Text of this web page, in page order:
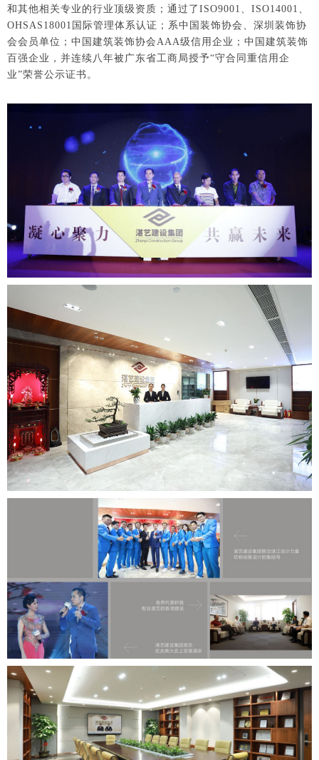
和其他相关专业的行业顶级资质；通过了ISO9001、ISO14001、
OHSAS18001国际管理体系认证；系中国装饰协会、深圳装饰协
会会员单位；中国建筑装饰协会AAA级信用企业；中国建筑装饰
百强企业，并连续八年被广东省工商局授予“守合同重信用企
业”荣誉公示证书。